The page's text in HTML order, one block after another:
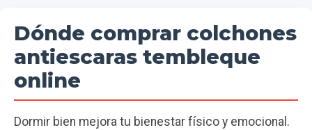
Dónde comprar colchones
antiescaras tembleque
online
Dormir bien mejora tu bienestar físico y emocional.